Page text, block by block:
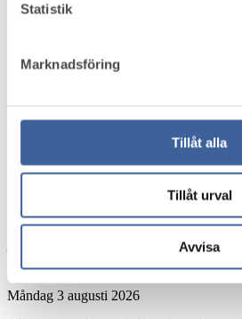
Statistik
Marknadsföring
Tillåt alla
Tillåt urval
Avvisa
Var med och forma framtidens
Hybridjobb förbättrar
Forskaren: Den här
Måndag 3 augusti 2026